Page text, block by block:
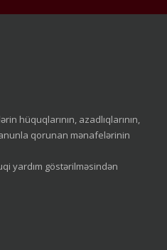
hüquqlarının, azadlıqlarının,
qorunan mənafelərinin
yardım göstərilməsindən